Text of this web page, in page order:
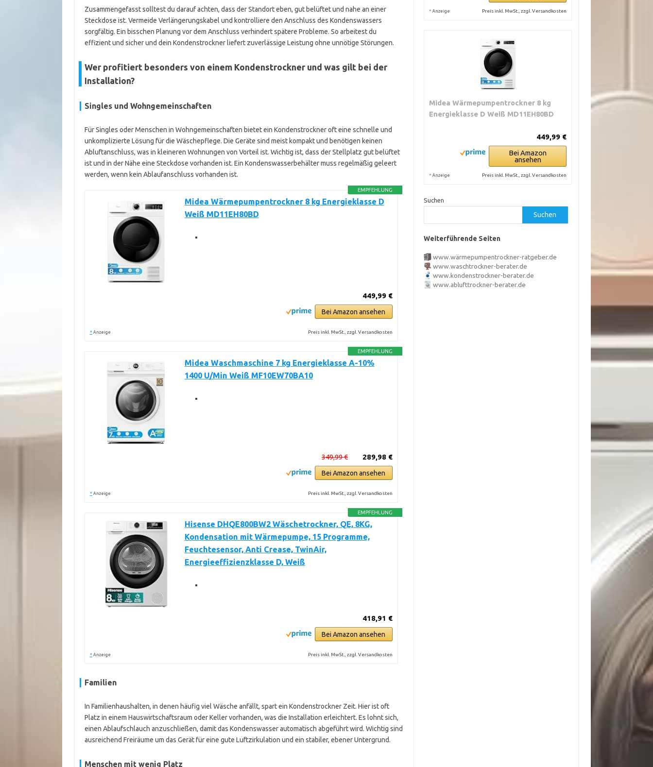
Zusammengefasst solltest du darauf achten, dass der Standort eben, gut belüftet und nahe an einer
Steckdose ist. Vermeide Verlängerungskabel und kontrolliere den Anschluss des Kondenswassers
sorgfältig. Ein bisschen Planung vor dem Anschluss verhindert spätere Probleme. So arbeitest du
effizient und sicher und dein Kondenstrockner liefert zuverlässige Leistung ohne unnötige Störungen.
Wer profitiert besonders von einem Kondenstrockner und was gilt bei der
Installation?
Singles und Wohngemeinschaften
Für Singles oder Menschen in Wohngemeinschaften bietet ein Kondenstrockner oft eine schnelle und
unkomplizierte Lösung für die Wäschepflege. Die Geräte sind meist kompakt und benötigen keinen
Abluftanschluss, was in kleineren Wohnungen von Vorteil ist. Wichtig ist, dass der Stellplatz gut belüftet
ist und in der Nähe eine Steckdose vorhanden ist. Ein Kondenswasserbehälter muss regelmäßig geleert
werden, wenn kein Ablaufanschluss vorhanden ist.
EMPFEHLUNG
Midea Wärmepumpentrockner 8 kg Energieklasse D
Weiß MD11EH80BD
449,99 €
Bei Amazon ansehen
* Anzeige Preis inkl. MwSt., zzgl. Versandkosten
EMPFEHLUNG
Midea Waschmaschine 7 kg Energieklasse A-10%
1400 U/Min Weiß MF10EW70BA10
289,98 €
349,99 €
Bei Amazon ansehen
* Anzeige Preis inkl. MwSt., zzgl. Versandkosten
EMPFEHLUNG
Hisense DHQE800BW2 Wäschetrockner, QE, 8KG,
Kondensation mit Wärmepumpe, 15 Programme,
Feuchtesensor, Anti Crease, TwinAir,
Energieeffizienzklasse D, Weiß
418,91 €
Bei Amazon ansehen
* Anzeige Preis inkl. MwSt., zzgl. Versandkosten
Familien
In Familienhaushalten, in denen häufig viel Wäsche anfällt, spart ein Kondenstrockner Zeit. Hier ist oft
Platz in einem Hauswirtschaftsraum oder Keller vorhanden, was die Installation erleichtert. Es lohnt sich,
einen Ablaufschlauch anzuschließen, damit das Kondenswasser automatisch abgeführt wird. Wichtig sind
ausreichend Freiräume um das Gerät für eine gute Luftzirkulation und ein stabiler, ebener Untergrund.
Menschen mit wenig Platz
* Anzeige Preis inkl. MwSt., zzgl. Versandkosten
Midea Wärmepumpentrockner 8 kg
Energieklasse D Weiß MD11EH80BD
449,99 €
Bei Amazon
ansehen
* Anzeige Preis inkl. MwSt., zzgl. Versandkosten
Suchen
Suchen
Weiterführende Seiten
www.wärmepumpentrockner-ratgeber.de
www.waschtrockner-berater.de
www.kondenstrockner-berater.de
www.ablufttrockner-berater.de